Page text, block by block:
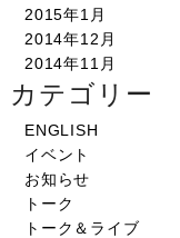
2015年1月
2014年12月
2014年11月
カテゴリー
ENGLISH
イベント
お知らせ
トーク
トーク＆ライブ